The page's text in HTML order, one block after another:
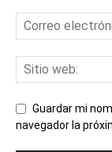
Guardar mi
navegador la